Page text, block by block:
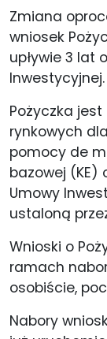
Zmiana
wniosek
upływie 3 lat
Inwestycyjnej.
Pożyczka
rynkowych
pomocy de
bazowej (KE)
Umowy
ustaloną
Wnioski o
ramach
osobiście,
Nabory